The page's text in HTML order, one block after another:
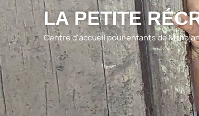
LA PETITE
Centre d'accueil pour enfants de